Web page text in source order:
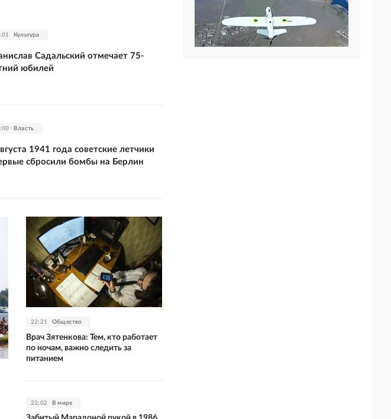
Культура
Садальский отмечает 75-
юбилей
Власть
1941 года советские летчики
сбросили бомбы на Берлин
22:21 Общество
Врач Зятенкова: Тем, кто работает
по ночам, важно следить за
питанием
22:02 В мире